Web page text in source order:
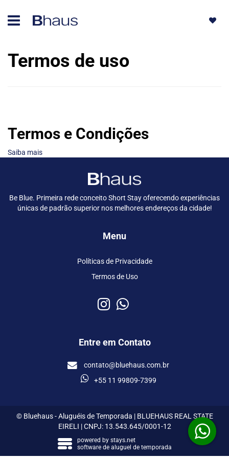
Termos de uso
Termos e Condições
Saiba mais
Be Blue. Primeira rede conceito Short Stay oferecendo experiências
únicas de padrão superior nos melhores endereços da cidade!
Menu
Políticas de Privacidade
Termos de Uso
Entre em Contato
contato@bluehaus.com.br
+55 11 99809-7399
© Bluehaus - Aluguéis de Temporada | BLUEHAUS REAL STATE
EIRELI | CNPJ: 13.543.645/0001-12
powered by stays.net
software de aluguel de temporada